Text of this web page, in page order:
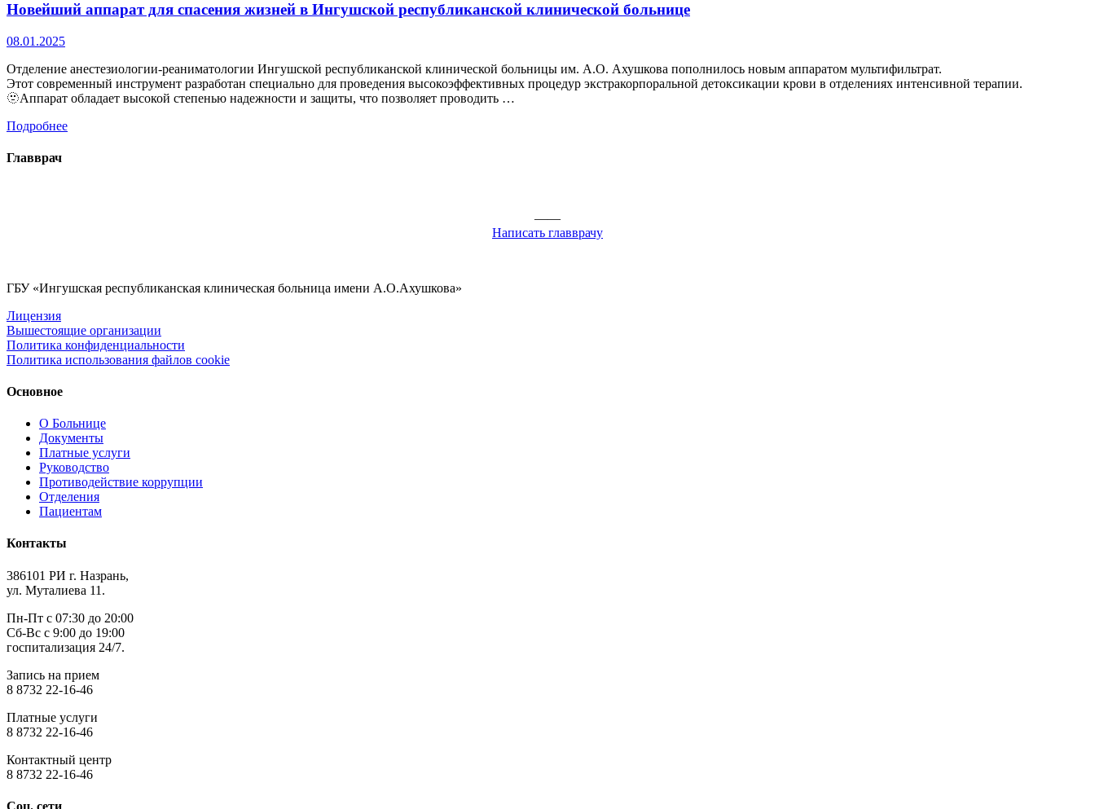
Новейший аппарат для спасения жизней в Ингушской республиканской клинической больнице
08.01.2025
Отделение анестезиологии-реаниматологии Ингушской республиканской клинической больницы им. А.О. Ахушкова пополнилось новым аппаратом мультифильтрат.
Этот современный инструмент разработан специально для проведения высокоэффективных процедур экстракорпоральной детоксикации крови в отделениях интенсивной терапии.
🫥Аппарат обладает высокой степенью надежности и защиты, что позволяет проводить …
Подробнее
Главврач
——
Написать главврачу
ГБУ «Ингушская республиканская клиническая больница имени А.О.Ахушкова»
Лицензия
Вышестоящие организации
Политика конфиденциальности
Политика использования файлов cookie
Основное
О Больнице
Документы
Платные услуги
Руководство
Противодействие коррупции
Отделения
Пациентам
Контакты
386101 РИ г. Назрань,
ул. Муталиева 11.
Пн-Пт с 07:30 до 20:00
Сб-Вс с 9:00 до 19:00
госпитализация 24/7.
Запись на прием
8 8732 22-16-46
Платные услуги
8 8732 22-16-46
Контактный центр
8 8732 22-16-46
Соц. сети